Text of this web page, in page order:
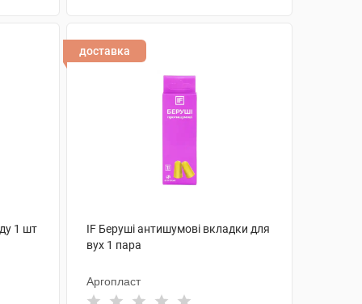
1 шт
доставка
IF Беруші антишумові вкладки для
вух 1 пара
Аргопласт